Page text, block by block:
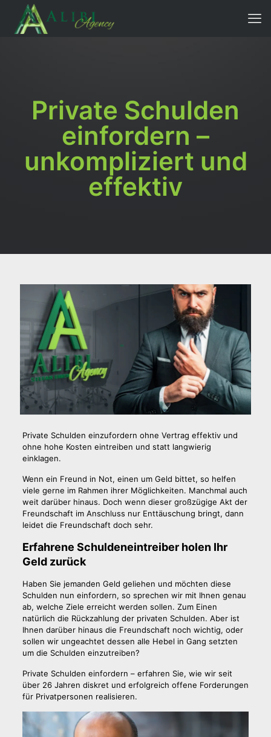
Private Schulden
einfordern –
unkompliziert und
effektiv
Private Schulden einzufordern ohne Vertrag effektiv und
ohne hohe Kosten eintreiben und statt langwierig
einklagen.
Wenn ein Freund in Not, einen um Geld bittet, so helfen
viele gerne im Rahmen ihrer Möglichkeiten. Manchmal auch
weit darüber hinaus. Doch wenn dieser großzügige Akt der
Freundschaft im Anschluss nur Enttäuschung bringt, dann
leidet die Freundschaft doch sehr.
Erfahrene Schuldeneintreiber holen Ihr
Geld zurück
Haben Sie jemanden Geld geliehen und möchten diese
Schulden nun einfordern, so sprechen wir mit Ihnen genau
ab, welche Ziele erreicht werden sollen. Zum Einen
natürlich die Rückzahlung der privaten Schulden. Aber ist
Ihnen darüber hinaus die Freundschaft noch wichtig, oder
sollen wir ungeachtet dessen alle Hebel in Gang setzten
um die Schulden einzutreiben?
Private Schulden einfordern – erfahren Sie, wie wir seit
über 26 Jahren diskret und erfolgreich offene Forderungen
für Privatpersonen realisieren.